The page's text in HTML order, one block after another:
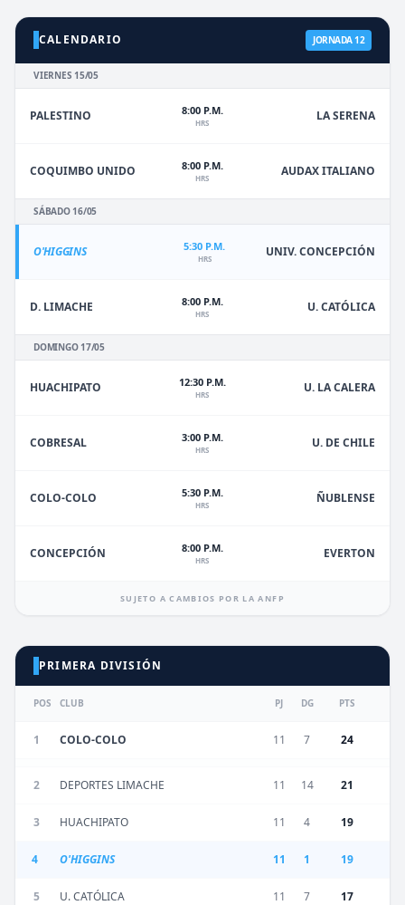
CALENDARIO JORNADA 12
VIERNES 15/05
PALESTINO 8:00 P.M.
HRS LA SERENA
COQUIMBO UNIDO 8:00 P.M.
HRS AUDAX ITALIANO
SÁBADO 16/05
O'HIGGINS 5:30 P.M.
HRS UNIV. CONCEPCIÓN
D. LIMACHE 8:00 P.M.
HRS U. CATÓLICA
DOMINGO 17/05
HUACHIPATO 12:30 P.M.
HRS U. LA CALERA
COBRESAL 3:00 P.M.
HRS U. DE CHILE
COLO-COLO 5:30 P.M.
HRS ÑUBLENSE
CONCEPCIÓN 8:00 P.M.
HRS EVERTON
SUJETO A CAMBIOS POR LA ANFP
PRIMERA DIVISIÓN
POS CLUB PJ DG PTS
1 COLO-COLO 11 7 24
2 DEPORTES LIMACHE 11 14 21
3 HUACHIPATO 11 4 19
4 O'HIGGINS 11 1 19
5 U. CATÓLICA 11 7 17